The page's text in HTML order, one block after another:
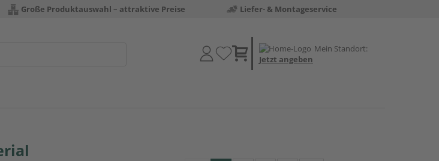
Große Produktauswahl – attraktive Preise Liefer- & Montageservice
Mein Standort:
Jetzt angeben